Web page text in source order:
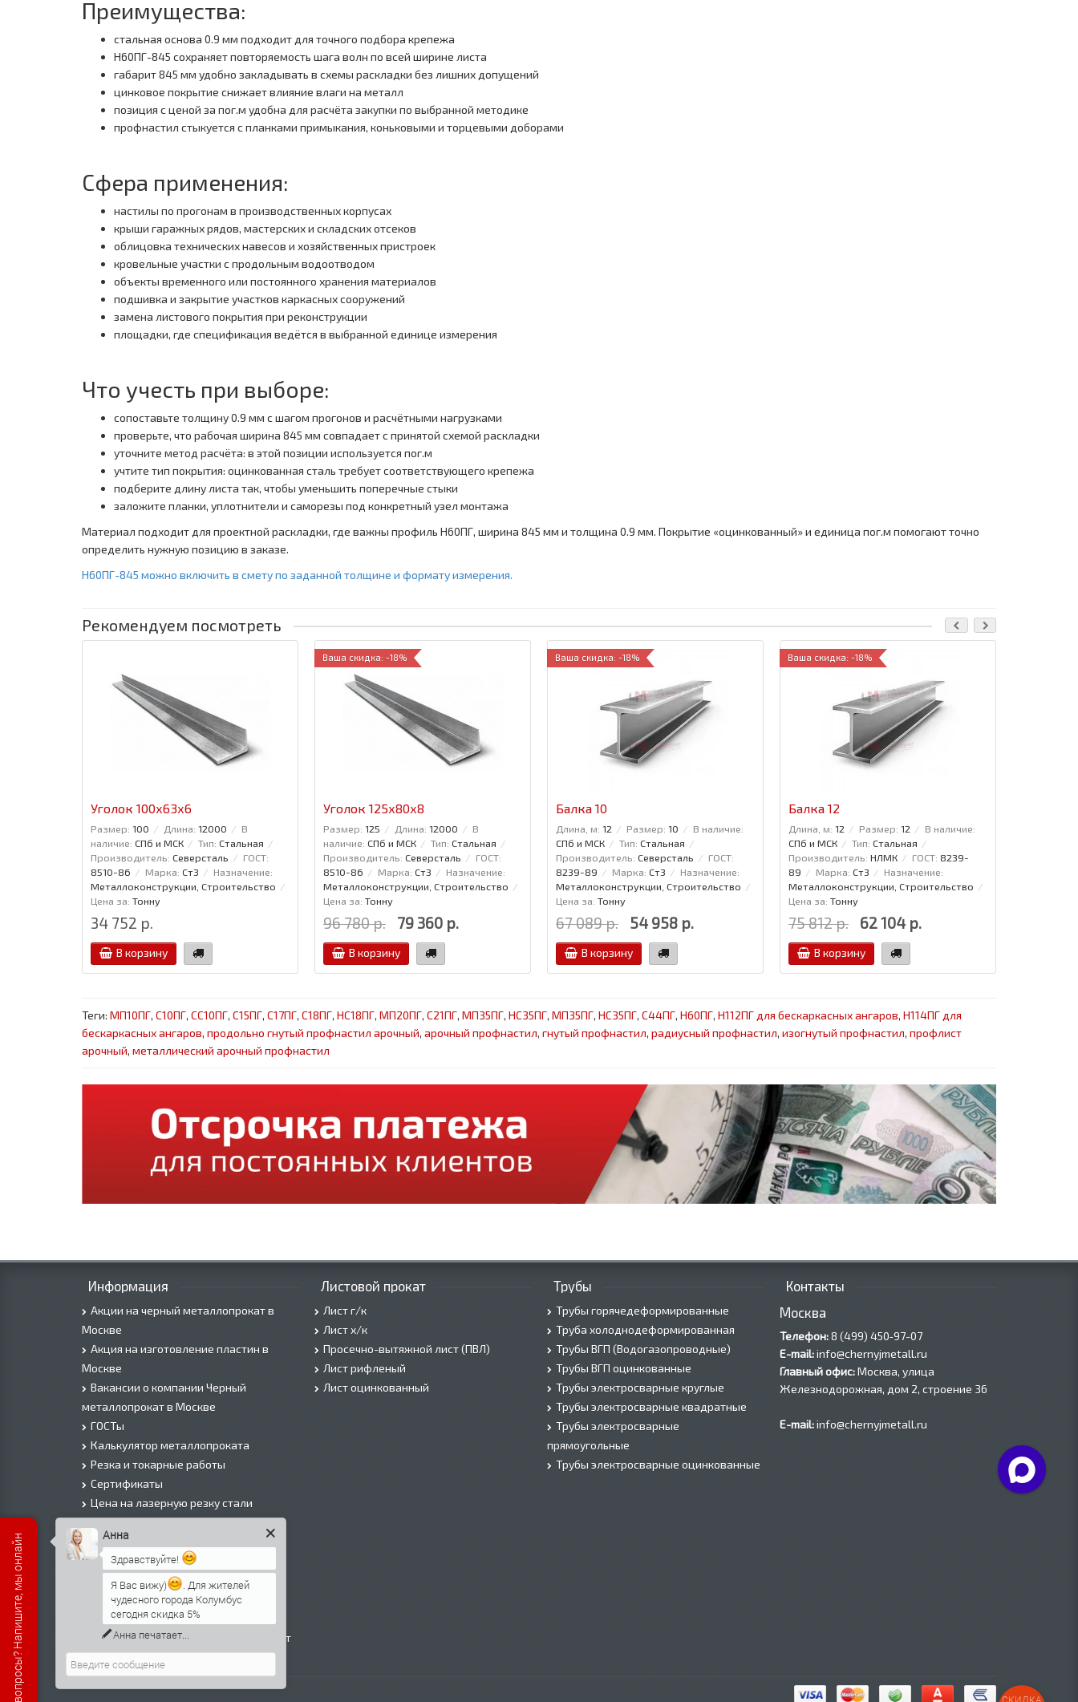
Преимущества:
стальная основа 0.9 мм подходит для точного подбора крепежа
Н60ПГ-845 сохраняет повторяемость шага волн по всей ширине листа
габарит 845 мм удобно закладывать в схемы раскладки без лишних допущений
цинковое покрытие снижает влияние влаги на металл
позиция с ценой за пог.м удобна для расчёта закупки по выбранной методике
профнастил стыкуется с планками примыкания, коньковыми и торцевыми доборами
Сфера применения:
настилы по прогонам в производственных корпусах
крыши гаражных рядов, мастерских и складских отсеков
облицовка технических навесов и хозяйственных пристроек
кровельные участки с продольным водоотводом
объекты временного или постоянного хранения материалов
подшивка и закрытие участков каркасных сооружений
замена листового покрытия при реконструкции
площадки, где спецификация ведётся в выбранной единице измерения
Что учесть при выборе:
сопоставьте толщину 0.9 мм с шагом прогонов и расчётными нагрузками
проверьте, что рабочая ширина 845 мм совпадает с принятой схемой раскладки
уточните метод расчёта: в этой позиции используется пог.м
учтите тип покрытия: оцинкованная сталь требует соответствующего крепежа
подберите длину листа так, чтобы уменьшить поперечные стыки
заложите планки, уплотнители и саморезы под конкретный узел монтажа
Материал подходит для проектной раскладки, где важны профиль Н60ПГ, ширина 845 мм и толщина 0.9 мм. Покрытие «оцинкованный» и единица пог.м помогают точно
определить нужную позицию в заказе.
Н60ПГ-845 можно включить в смету по заданной толщине и формату измерения.
Рекомендуем посмотреть
Уголок 100x63x6
Размер: 100 Длина: 12000
В
наличие: СПб и МСК Тип: Стальная
Производитель: Северсталь
ГОСТ:
8510-86
Марка: Ст3
Назначение:
Металлоконструкции, Строительство
Цена за: Тонну
34 752 р.
В корзину
Ваша скидка: -18%
Уголок 125x80x8
Размер: 125 Длина: 12000
В
наличие: СПб и МСК Тип: Стальная
Производитель: Северсталь
ГОСТ:
8510-86
Марка: Ст3
Назначение:
Металлоконструкции, Строительство
Цена за: Тонну
96 780 р. 79 360 р.
В корзину
Ваша скидка: -18%
Балка 10
Длина, м: 12 Размер: 10
В наличие:
СПб и МСК
Тип: Стальная
Производитель: Северсталь
ГОСТ:
8239-89
Марка: Ст3
Назначение:
Металлоконструкции, Строительство
Цена за: Тонну
67 089 р. 54 958 р.
В корзину
Ваша скидка: -18%
Балка 12
Длина, м: 12 Размер: 12
В наличие:
СПб и МСК
Тип: Стальная
Производитель: НЛМК ГОСТ: 8239-
89
Марка: Ст3
Назначение:
Металлоконструкции, Строительство
Цена за: Тонну
75 812 р. 62 104 р.
В корзину
Теги: МП10ПГ, С10ПГ, СС10ПГ, С15ПГ, С17ПГ, С18ПГ, НС18ПГ, МП20ПГ, С21ПГ, МП35ПГ, НС35ПГ, МП35ПГ, НС35ПГ, С44ПГ, Н60ПГ, Н112ПГ для бескаркасных ангаров, Н114ПГ для
бескаркасных ангаров, продольно гнутый профнастил арочный, арочный профнастил, гнутый профнастил, радиусный профнастил, изогнутый профнастил, профлист
арочный, металлический арочный профнастил
Информация
Акции на черный металлопрокат в
Москве
Акция на изготовление пластин в
Москве
Вакансии о компании Черный
металлопрокат в Москве
ГОСТы
Калькулятор металлопроката
Резка и токарные работы
Сертификаты
Цена на лазерную резку стали
Цена на плазменую резку стали
Цена на резку газом или болгаркой
О Компании
Информация о доставке
Политика безопасности
Контакты
Прайс лист на черный металлопрокат
в Москве
Листовой прокат
Лист г/к
Лист х/к
Просечно-вытяжной лист (ПВЛ)
Лист рифленый
Лист оцинкованный
Трубы
Трубы горячедеформированные
Труба холоднодеформированная
Трубы ВГП (Водогазопроводные)
Трубы ВГП оцинкованные
Трубы электросварные круглые
Трубы электросварные квадратные
Трубы электросварные
прямоугольные
Трубы электросварные оцинкованные
Контакты
Москва
Телефон:8 (499) 450‑97-07
E-mail:info@chernyjmetall.ru
Главный офис:Москва, улица
Железнодорожная, дом 2, строение 36
E-mail:info@chernyjmetall.ru
Есть вопросы? Напишите, мы онлайн Анна
Здравствуйте!
Я Вас вижу)
. Для жителей
чудесного города Колумбус
сегодня скидка 5%
Анна печатает...